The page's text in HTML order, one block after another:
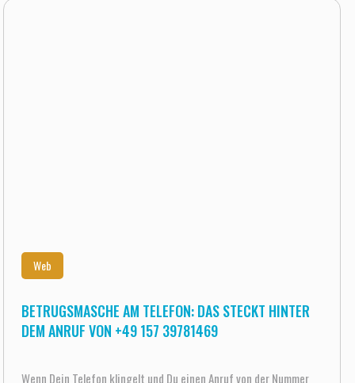
Web
BETRUGSMASCHE AM TELEFON: DAS STECKT HINTER
DEM ANRUF VON +49 157 39781469
Wenn Dein Telefon klingelt und Du einen Anruf von der Nummer